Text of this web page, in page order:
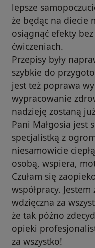
lepsze
że będąc na diecie
osiągnąć efekty
ćwiczeniach.
Przepisy były
szybkie do
jest też poprawa
wypracowanie
nadzieję zostaną
Pani Małgosia jest
specjalistką z
niesamowicie
osobą, wspiera,
Czułam się
współpracy.
wdzięczna za
że tak późno
opieki
za wszystko!